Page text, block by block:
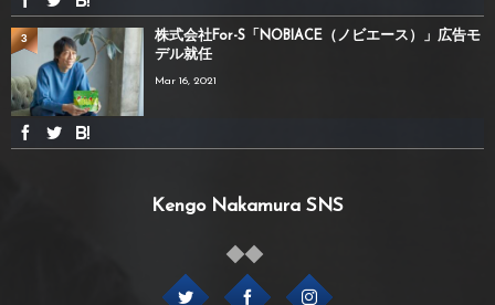
株式会社For-S「NOBIACE（ノビエース）」広告モ
デル就任
Mar 16, 2021
3
Kengo Nakamura SNS